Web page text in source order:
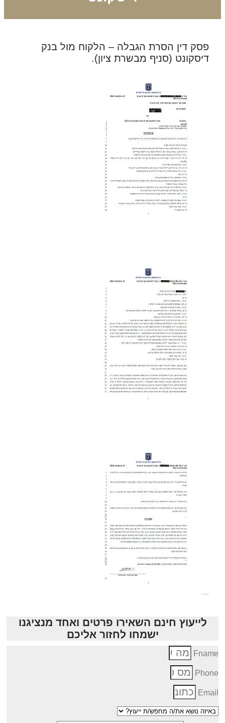
פסק דין הסרת הגבלה – הלקוח מול בנק
דיסקונט (סניף מבשרת ציון).
לייעוץ חינם השאירו פרטים ואחד מנציגנו
ישמחו לחזור אליכם